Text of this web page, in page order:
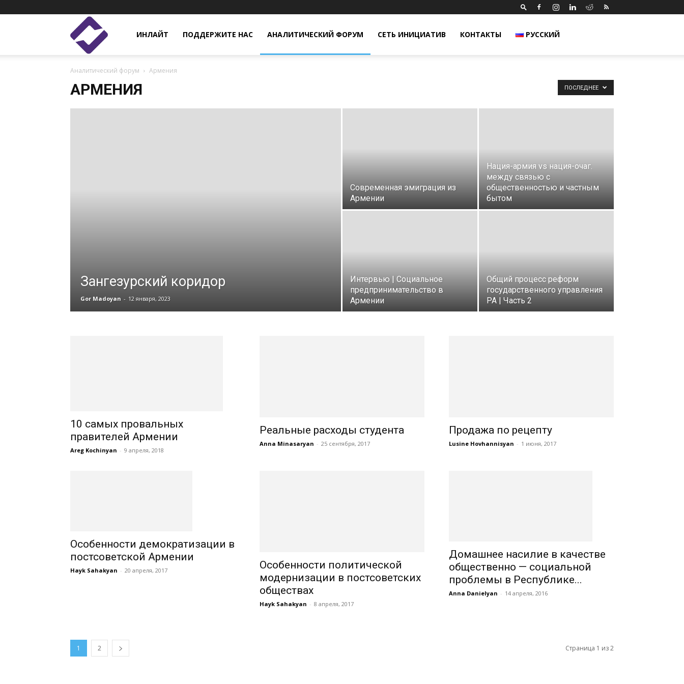
Enlight
Studies
ИНЛАЙТ ПОДДЕРЖИТЕ НАС АНАЛИТИЧЕСКИЙ ФОРУМ СЕТЬ ИНИЦИАТИВ КОНТАКТЫ РУССКИЙ
Аналитический форум Армения
АРМЕНИЯ ПОСЛЕДНЕЕ
Зангезурский коридор
Gor Madoyan - 12 января, 2023
Современная эмиграция из
Армении
Нация-армия vs нация-очаг.
между связью с
общественностью и частным
бытом
Интервью | Социальное
предпринимательство в
Армении
Общий процесс реформ
государственного управления
РА | Часть 2
10 самых провальных
правителей Армении
Areg Kochinyan - 9 апреля, 2018
Реальные расходы студента
Anna Minasaryan - 25 сентября, 2017
Продажа по рецепту
Lusine Hovhannisyan - 1 июня, 2017
Особенности демократизации в
постсоветской Армении
Hayk Sahakyan - 20 апреля, 2017
Особенности политической
модернизации в постсоветских
обществах
Hayk Sahakyan - 8 апреля, 2017
Домашнее насилие в качестве
общественно — социальной
проблемы в Республике...
Anna Danielyan - 14 апреля, 2016
1 2 Страница 1 из 2